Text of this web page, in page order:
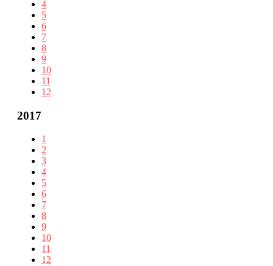
4
5
6
7
8
9
10
11
12
2017
1
2
3
4
5
6
7
8
9
10
11
12